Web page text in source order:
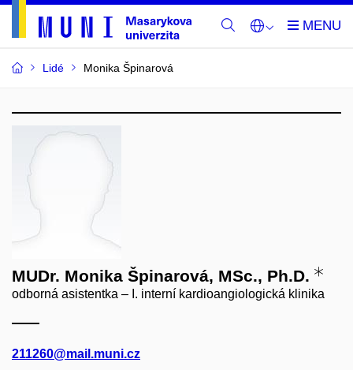
Lidé Monika Špinarová
MUDr. Monika Špinarová, MSc., Ph.D.
odborná asistentka – I. interní kardioangiologická klinika
211260@mail.muni.cz